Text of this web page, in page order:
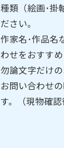
種類（絵画･掛
ださい。
作家名･作品名
わせをおすす
勿論文字だけ
お問い合わせ
す。（現物確